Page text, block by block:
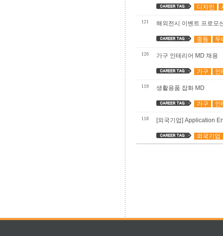
디자인
121 해외전시 이벤트 프로모
중동 두
120 가구 인테리어 MD 채용
가구 인
119 생활용품 잡화 MD
가구 인
118 [외국기업] Application
외국기업